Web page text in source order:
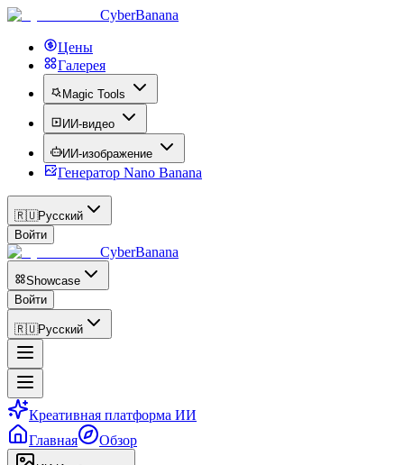
CyberBanana
Цены
Галерея
Magic Tools
ИИ-видео
ИИ-изображение
Генератор Nano Banana
🇷🇺Русский
Войти
CyberBanana
Showcase
Войти
🇷🇺Русский
Креативная платформа ИИ
Главная
Обзор